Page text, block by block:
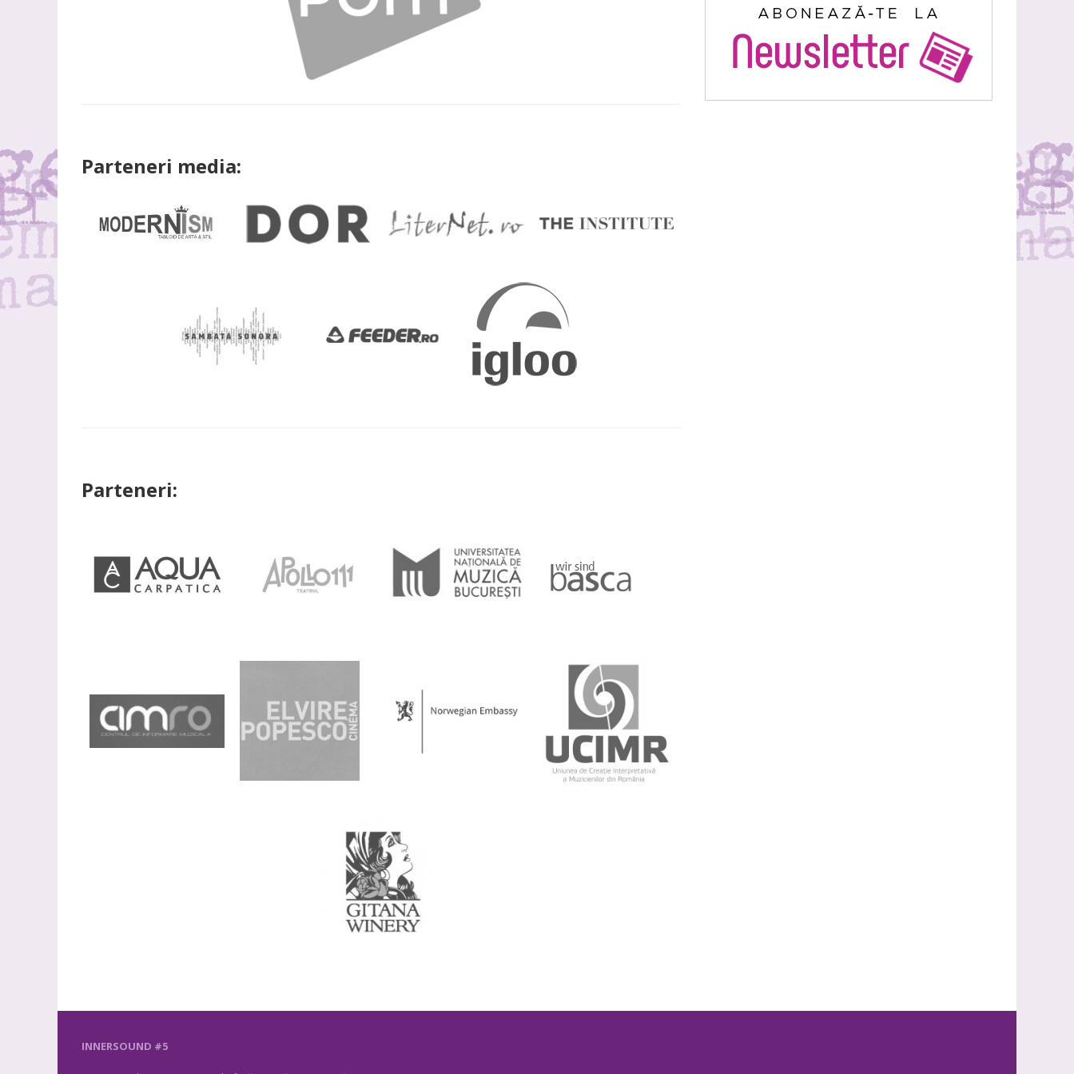
Parteneri media:
Parteneri:
INNERSOUND #5